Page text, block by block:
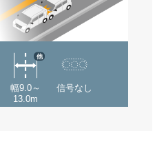
幅9.0～
13.0m
他
信号なし